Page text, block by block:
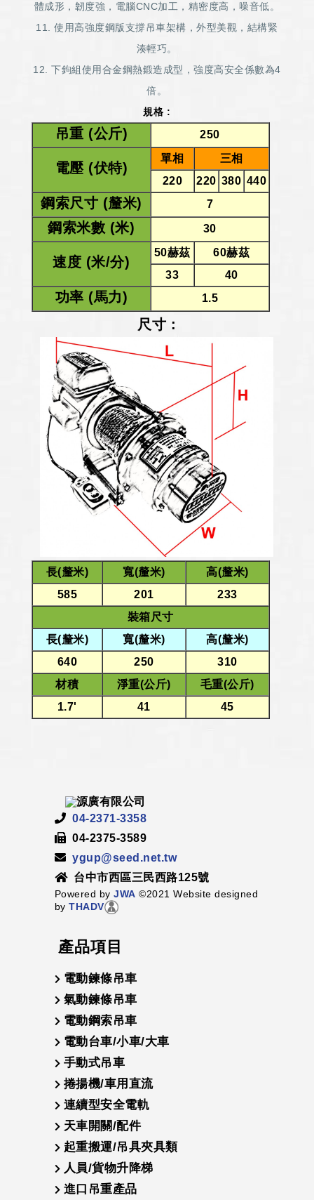
體成形，韌度強，電腦CNC加工，精密度高，噪音低。
11. 使用高強度鋼版支撐吊車架構，外型美觀，結構緊
湊輕巧。
12. 下鉤組使用合金鋼熱鍛造成型，強度高安全係數為4
倍。
規格 :
吊重 (公斤) 250
電壓 (伏特)
單相
三相
220
220 380 440
鋼索尺寸 (釐米) 7
鋼索米數 (米) 30
速度 (米/分)
50赫茲
60赫茲
33
40
功率 (馬力) 1.5
尺寸 :
長(釐米) 寬(釐米)
高(釐米)
585
201
233
裝箱尺寸
長(釐米)
寬(釐米)
高(釐米)
640
250
310
材積
淨重(公斤)
毛重(公斤)
1.7'
41 45
04-2371-3358
04-2375-3589
ygup@seed.net.tw
台中市西區三民西路125號
Powered by JWA ©2021 Website designed
byTHADV
產品項目
電動鍊條吊車
氣動鍊條吊車
電動鋼索吊車
電動台車/小車/大車
手動式吊車
捲揚機/車用直流
連續型安全電軌
天車開關/配件
起重搬運/吊具夾具類
人員/貨物升降梯
進口吊重產品